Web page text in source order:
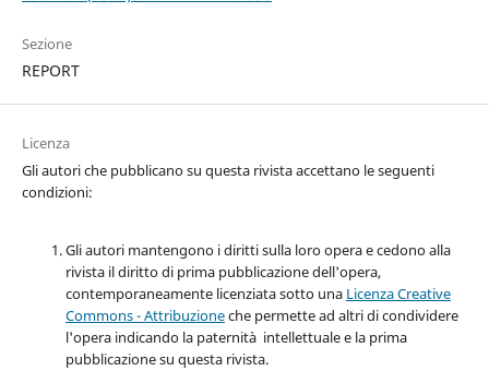
Sezione
REPORT
Licenza
Gli autori che pubblicano su questa rivista accettano le seguenti
condizioni:
Gli autori mantengono i diritti sulla loro opera e cedono alla
rivista il diritto di prima pubblicazione dell'opera,
contemporaneamente licenziata sotto una Licenza Creative
Commons - Attribuzioneche permette ad altri di condividere
l'opera indicando la paternità intellettuale e la prima
pubblicazione su questa rivista.